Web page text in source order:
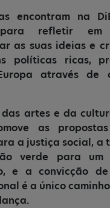
encontram na
refletir em
as suas ideias e
políticas ricas,
através de
artes e da
as
a justiça social, a
verde para um
e a convicção
é a único